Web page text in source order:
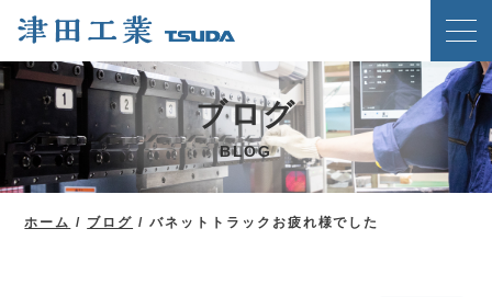
ホーム
クリンチングスピードファスナー工法
津田工業の強み
技術紹介
ブログ
BLOG
ホーム / ブログ / バネットトラックお疲れ様でした